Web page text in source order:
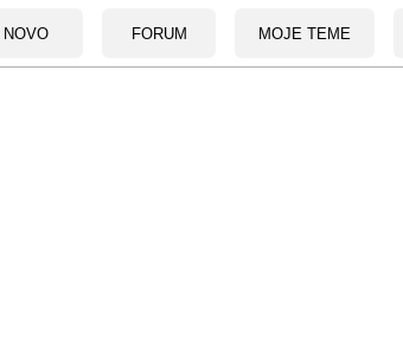
NOVO FORUM MOJE TEME